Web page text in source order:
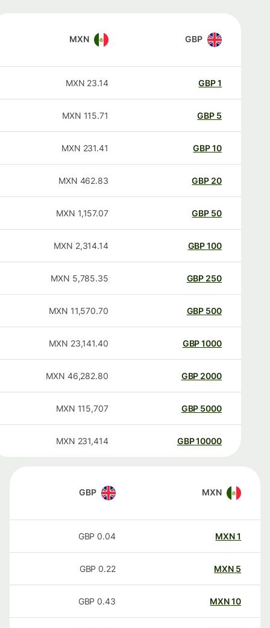
GBP
MXN
GBP
23.14
MXN
GBP
115.71
MXN
GBP
231.41
MXN
20
GBP
462.83
MXN
50
GBP
1,157.07
MXN
100
GBP
2,314.14
MXN
250
GBP
5,785.35
MXN
500
GBP
11,570.70
MXN
1000
GBP
23,141.40
MXN
2000
GBP
46,282.80
MXN
5000
GBP
115,707
MXN
10000
GBP
231,414
MXN
MXN
GBP
MXN
0.04
GBP
MXN
0.22
GBP
MXN
0.43
GBP